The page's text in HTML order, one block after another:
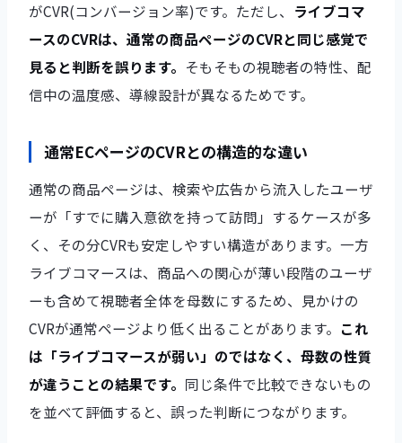
がCVR(コンバージョン率)です。ただし、 ライブコマ
ースのCVRは、通常の商品ページのCVRと同じ感覚で
見ると判断を誤ります。 そもそもの視聴者の特性、配
信中の温度感、導線設計が異なるためです。
通常ECページのCVRとの構造的な違い
通常の商品ページは、検索や広告から流入したユーザ
ーが「すでに購入意欲を持って訪問」するケースが多
く、その分CVRも安定しやすい構造があります。一方
ライブコマースは、商品への関心が薄い段階のユーザ
ーも含めて視聴者全体を母数にするため、見かけの
CVRが通常ページより低く出ることがあります。 これ
は「ライブコマースが弱い」のではなく、母数の性質
が違うことの結果です。 同じ条件で比較できないもの
を並べて評価すると、誤った判断につながります。